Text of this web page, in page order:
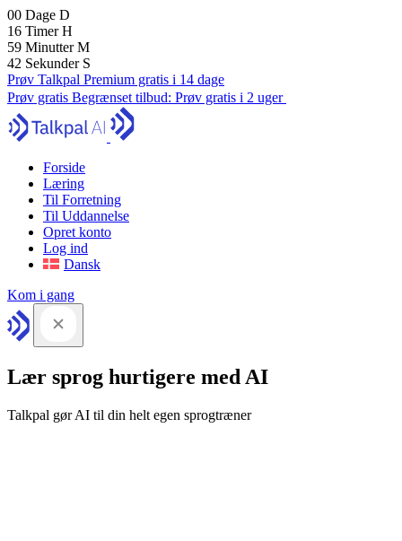
00 Dage D
16 TimerH
59 MinutterM
41 Sekunder S
Prøv Talkpal Premium gratis i 14 dage
Prøv gratis Begrænset tilbud: Prøv gratis i 2 uger
Forside
Læring
Til Forretning
Til Uddannelse
Opret konto
Log ind
Dansk
Kom i gang
Lær sprog hurtigere med AI
Talkpal gør AI til din helt egen sprogtræner